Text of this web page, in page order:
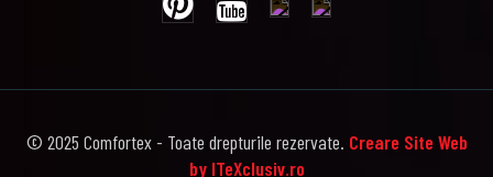
© 2025 Comfortex - Toate drepturile rezervate. Creare Site Web
by ITeXclusiv.ro